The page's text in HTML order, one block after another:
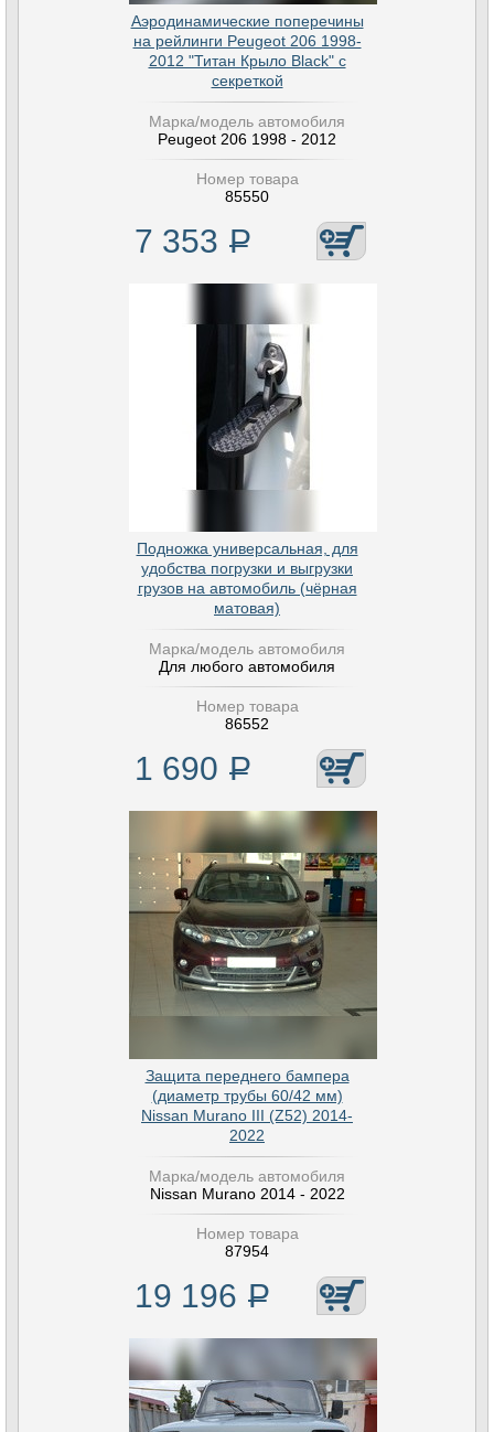
Аэродинамические поперечины
на рейлинги Peugeot 206 1998-
2012 "Титан Крыло Black" с
секреткой
Марка/модель автомобиля
Peugeot 206 1998 - 2012
Номер товара
85550
7 353 Р
Подножка универсальная, для
удобства погрузки и выгрузки
грузов на автомобиль (чёрная
матовая)
Марка/модель автомобиля
Для любого автомобиля
Номер товара
86552
1 690 Р
Защита переднего бампера
(диаметр трубы 60/42 мм)
Nissan Murano III (Z52) 2014-
2022
Марка/модель автомобиля
Nissan Murano 2014 - 2022
Номер товара
87954
19 196 Р